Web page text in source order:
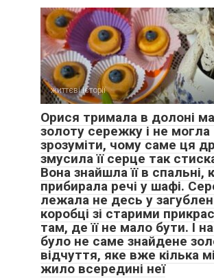
життєві історії
Орися тримала в долоні
золоту сережку і не могла
зрозуміти, чому саме ця
змусила її серце так
Вона знайшла її в спальні,
прибирала речі у шафі.
лежала не десь у
коробці зі старими
там, де її не мало бути. І
було не саме знайдене
відчуття, яке вже кілька
жило всередині неї